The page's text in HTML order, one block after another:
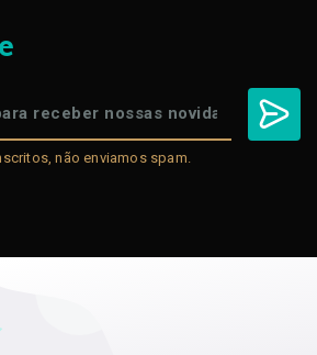
não enviamos spam.